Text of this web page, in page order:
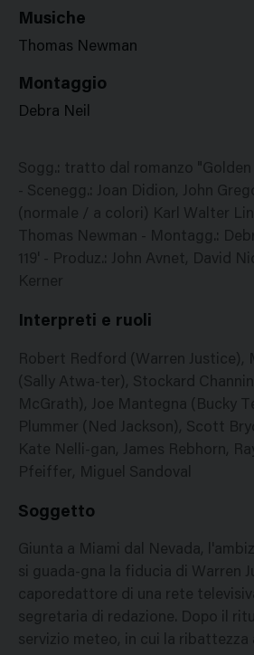
Musiche
Thomas Newman
Montaggio
Debra Neil
Sogg.: tratto dal romanzo
- Scenegg.: Joan Didion, John
(normale / a colori) Karl Walter
Thomas Newman - Montagg.:
119' - Produz.: John Avnet, David
Kerner
Interpreti e ruoli
Robert Redford (Warren Justice),
(Sally Atwa-ter), Stockard
McGrath), Joe Mantegna (Bucky
Plummer (Ned Jackson), Scott
Kate Nelli-gan, James Rebhorn,
Pfeiffer, Miguel Sandoval
Soggetto
Giunta a Miami dal Nevada,
si guada-gna la fiducia di Warren
caporedattore di una rete
segretaria di redazione. Dopo il
servizio meteo, in cui la ribattezza